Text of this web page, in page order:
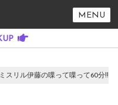
MENU
ミスリル伊藤の喋って喋って60分!! -